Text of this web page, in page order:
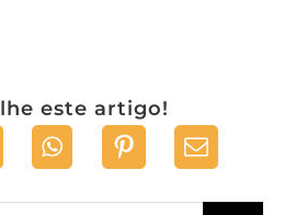
este artigo!